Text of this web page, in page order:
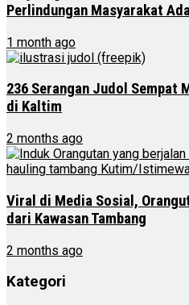
Perlindungan Masyarakat
1 month ago
236 Serangan Judol Sempat
di Kaltim
2 months ago
Viral di Media Sosial,
dari Kawasan Tambang
2 months ago
Kategori